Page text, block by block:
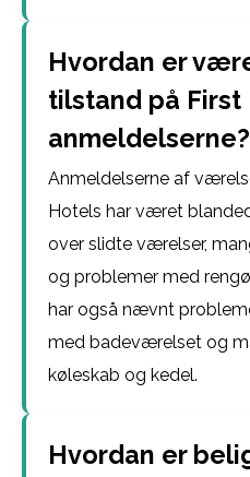
Hvordan er
tilstand på
anmeldelserne?
Anmeldelserne af
Hotels har været
over slidte værelser,
og problemer med
har også nævnt
med badeværelset og
køleskab og kedel.
Hvordan er